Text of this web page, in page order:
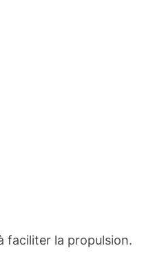
faciliter la propulsion.